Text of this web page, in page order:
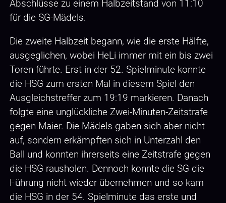
Abschlüsse zu einem Halbzeitstand von 11:10
für die SG-Mädels.
Die zweite Halbzeit begann, wie die erste Hälfte,
ausgeglichen, wobei HeLi immer mit ein bis zwei
Toren führte. Erst in der 52. Spielminute konnte
die HSG zum ersten Mal in diesem Spiel den
Ausgleichstreffer zum 19:19 markieren. Danach
folgte eine unglückliche Zwei-Minuten-Zeitstrafe
gegen Maier. Die Mädels gaben sich aber nicht
auf, sondern erkämpften sich in Unterzahl den
Ball und konnten ihrerseits eine Zeitstrafe gegen
die HSG rausholen. Dennoch konnte die SG die
Führung nicht wieder übernehmen und so kam
die HSG in der 54. Spielminute das erste und